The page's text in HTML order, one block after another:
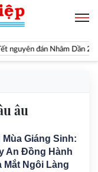
nguyên đán Nhâm Dần
âu
Giáng Sinh:
An Đồng Hành
Mắt Ngôi Làng